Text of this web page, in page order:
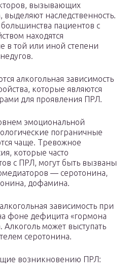
вызывающих
наследственность.
большинства пациентов с
находятся
в той или иной степени
алкогольная зависимость
которые являются
для проявления ПРЛ.
эмоциональной
пограничные
чаще. Тревожное
которые часто
с ПРЛ, могут быть вызваны
— серотонина,
дофамина.
зависимость при
фоне дефицита «гормона
Алкоголь может выступать
серотонина.
возникновению ПРЛ: